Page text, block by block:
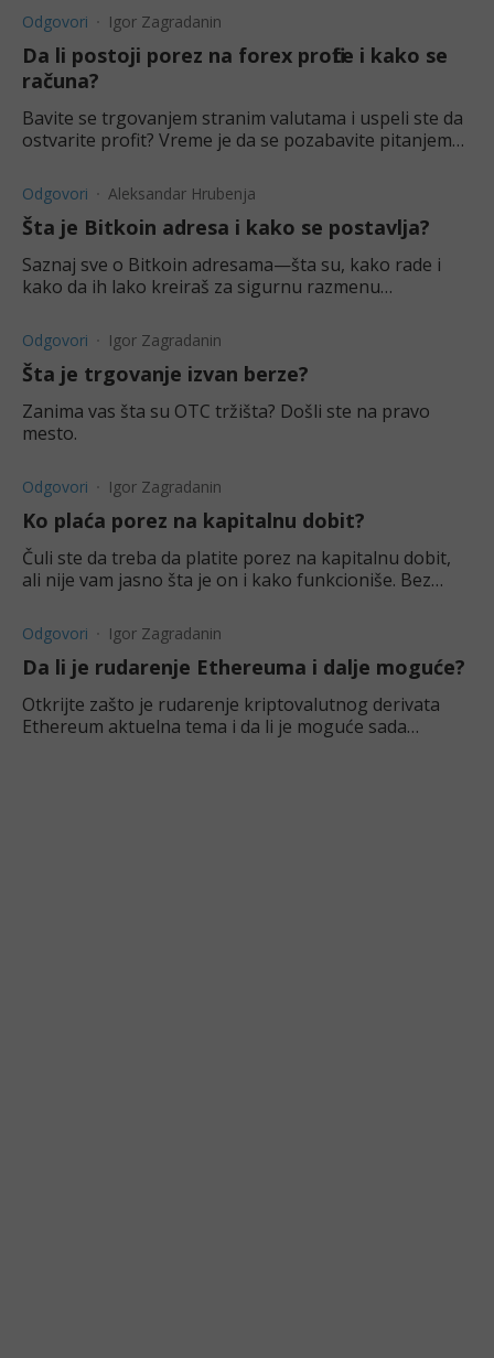
Odgovori Igor Zagradanin
Da li postoji porez na forex profite i kako se
računa?
Bavite se trgovanjem stranim valutama i uspeli ste da
ostvarite profit? Vreme je da se pozabavite pitanjem
Odgovori Aleksandar Hrubenja
Šta je Bitkoin adresa i kako se postavlja?
Saznaj sve o Bitkoin adresama—šta su, kako rade i
kako da ih lako kreiraš za sigurnu razmenu
Odgovori Igor Zagradanin
Šta je trgovanje izvan berze?
Zanima vas šta su OTC tržišta? Došli ste na pravo
mesto.
Odgovori Igor Zagradanin
Ko plaća porez na kapitalnu dobit?
Čuli ste da treba da platite porez na kapitalnu dobit,
ali nije vam jasno šta je on i kako funkcioniše. Bez
Odgovori Igor Zagradanin
Da li je rudarenje Ethereuma i dalje moguće?
Otkrijte zašto je rudarenje kriptovalutnog derivata
Ethereum aktuelna tema i da li je moguće sada